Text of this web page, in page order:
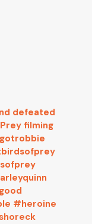
defeated
filming
#heroine